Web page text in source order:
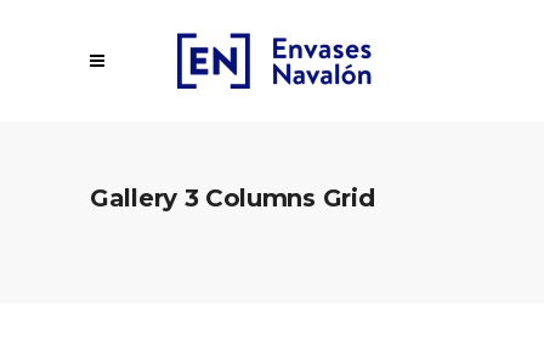
Gallery 3 Columns Grid